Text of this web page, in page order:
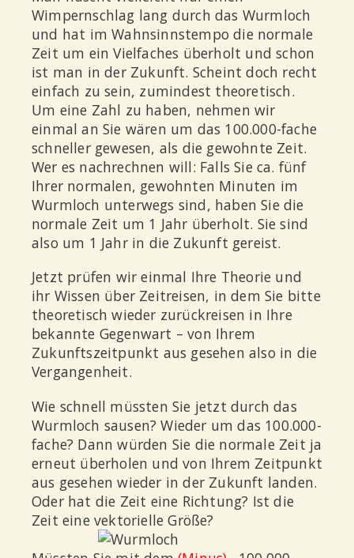
Wimpernschlag lang durch das Wurmloch
und hat im Wahnsinnstempo die normale
Zeit um ein Vielfaches überholt und schon
ist man in der Zukunft. Scheint doch recht
einfach zu sein, zumindest theoretisch.
Um eine Zahl zu haben, nehmen wir
einmal an Sie wären um das 100.000-fache
schneller gewesen, als die gewohnte Zeit.
Wer es nachrechnen will: Falls Sie ca. fünf
Ihrer normalen, gewohnten Minuten im
Wurmloch unterwegs sind, haben Sie die
normale Zeit um 1 Jahr überholt. Sie sind
also um 1 Jahr in die Zukunft gereist.
Jetzt prüfen wir einmal Ihre Theorie und
ihr Wissen über Zeitreisen, in dem Sie bitte
theoretisch wieder zurückreisen in Ihre
bekannte Gegenwart – von Ihrem
Zukunftszeitpunkt aus gesehen also in die
Vergangenheit.
Wie schnell müssten Sie jetzt durch das
Wurmloch sausen? Wieder um das 100.000-
fache? Dann würden Sie die normale Zeit ja
erneut überholen und von Ihrem Zeitpunkt
aus gesehen wieder in der Zukunft landen.
Oder hat die Zeit eine Richtung? Ist die
Zeit eine vektorielle Größe?